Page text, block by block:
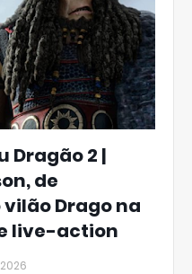
Dragão 2 |
de
Drago na
live-action